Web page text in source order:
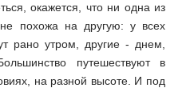
окажется, что ни одна из
похожа на другую: у всех
рано утром, другие - днем,
путешествуют в
на разной высоте. И под